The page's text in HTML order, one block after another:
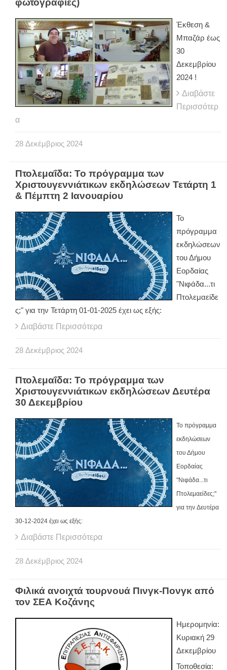
φωτογραφίες)
Έκθεση &
Μπαζάρ έως
30
Δεκεμβρίου
2024 !
Διαβάστε
Περισσότερ
α
28 Δεκέμβριος 2024
Πτολεμαΐδα: Το πρόγραμμα των
Χριστουγεννιάτικων εκδηλώσεων Τετάρτη 1
& Πέμπτη 2 Ιανουαρίου
To
πρόγραμμα
εκδηλώσεων
του Δήμου
Εορδαίας
"Νιφάδα...τι
Πτολεμαείδε
ς;" για την Τετάρτη 01-01-2025 έχει ως εξής:
Διαβάστε Περισσότερα
28 Δεκέμβριος 2024
Πτολεμαΐδα: Το πρόγραμμα των
Χριστουγεννιάτικων εκδηλώσεων Δευτέρα
30 Δεκεμβρίου
To πρόγραμμα
εκδηλώσεων
του Δήμου
Εορδαίας
"Νιφάδα...τι
Πτολεμαείδες;"
για την Δευτέρα
30-12-2024 έχει ως εξής:
Διαβάστε Περισσότερα
28 Δεκέμβριος 2024
Φιλικά ανοιχτά τουρνουά Πινγκ-Πονγκ από
τον ΣΕΑ Κοζάνης
Ημερομηνία:
Κυριακή 29
Δεκεμβρίου
Τοποθεσία: